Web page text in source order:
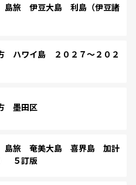
旅 伊豆大島 利島（伊豆諸
ハワイ島 ２０２７～２０２
墨田区
島旅 奄美大島 喜界島 加計
５訂版